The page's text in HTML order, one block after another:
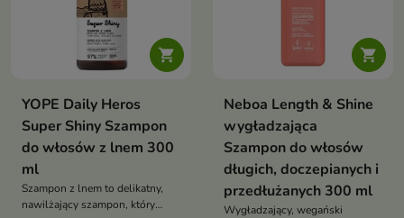

YOPE Daily Heros
Super Shiny Szampon
do włosów z lnem 300
ml
Szampon z lnem to delikatny,
nawilżający szampon, który

Neboa Length & Shine
wygładzająca
Szampon do włosów
długich, doczepianych i
przedłużanych 300 ml
Wygładzający, wegański